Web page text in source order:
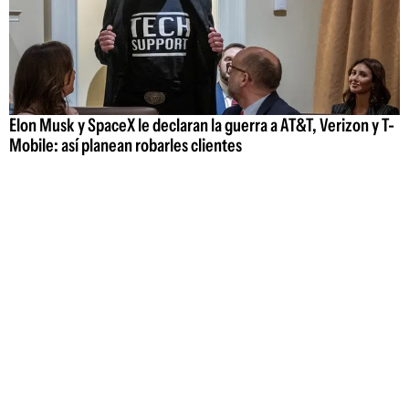
Elon Musk y SpaceX le declaran la guerra a AT&T, Verizon y T-
Mobile: así planean robarles clientes